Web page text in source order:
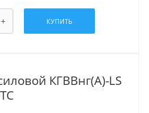
+ КУПИТЬ
КГВВнг(А)-LS